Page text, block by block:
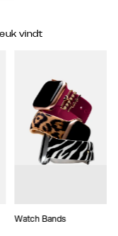
vindt
Watch Bands